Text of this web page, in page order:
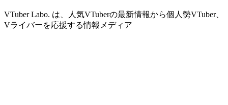
VTuber Labo. は、人気VTuberの最新情報から個人勢VTuber、
Vライバーを応援する情報メディア